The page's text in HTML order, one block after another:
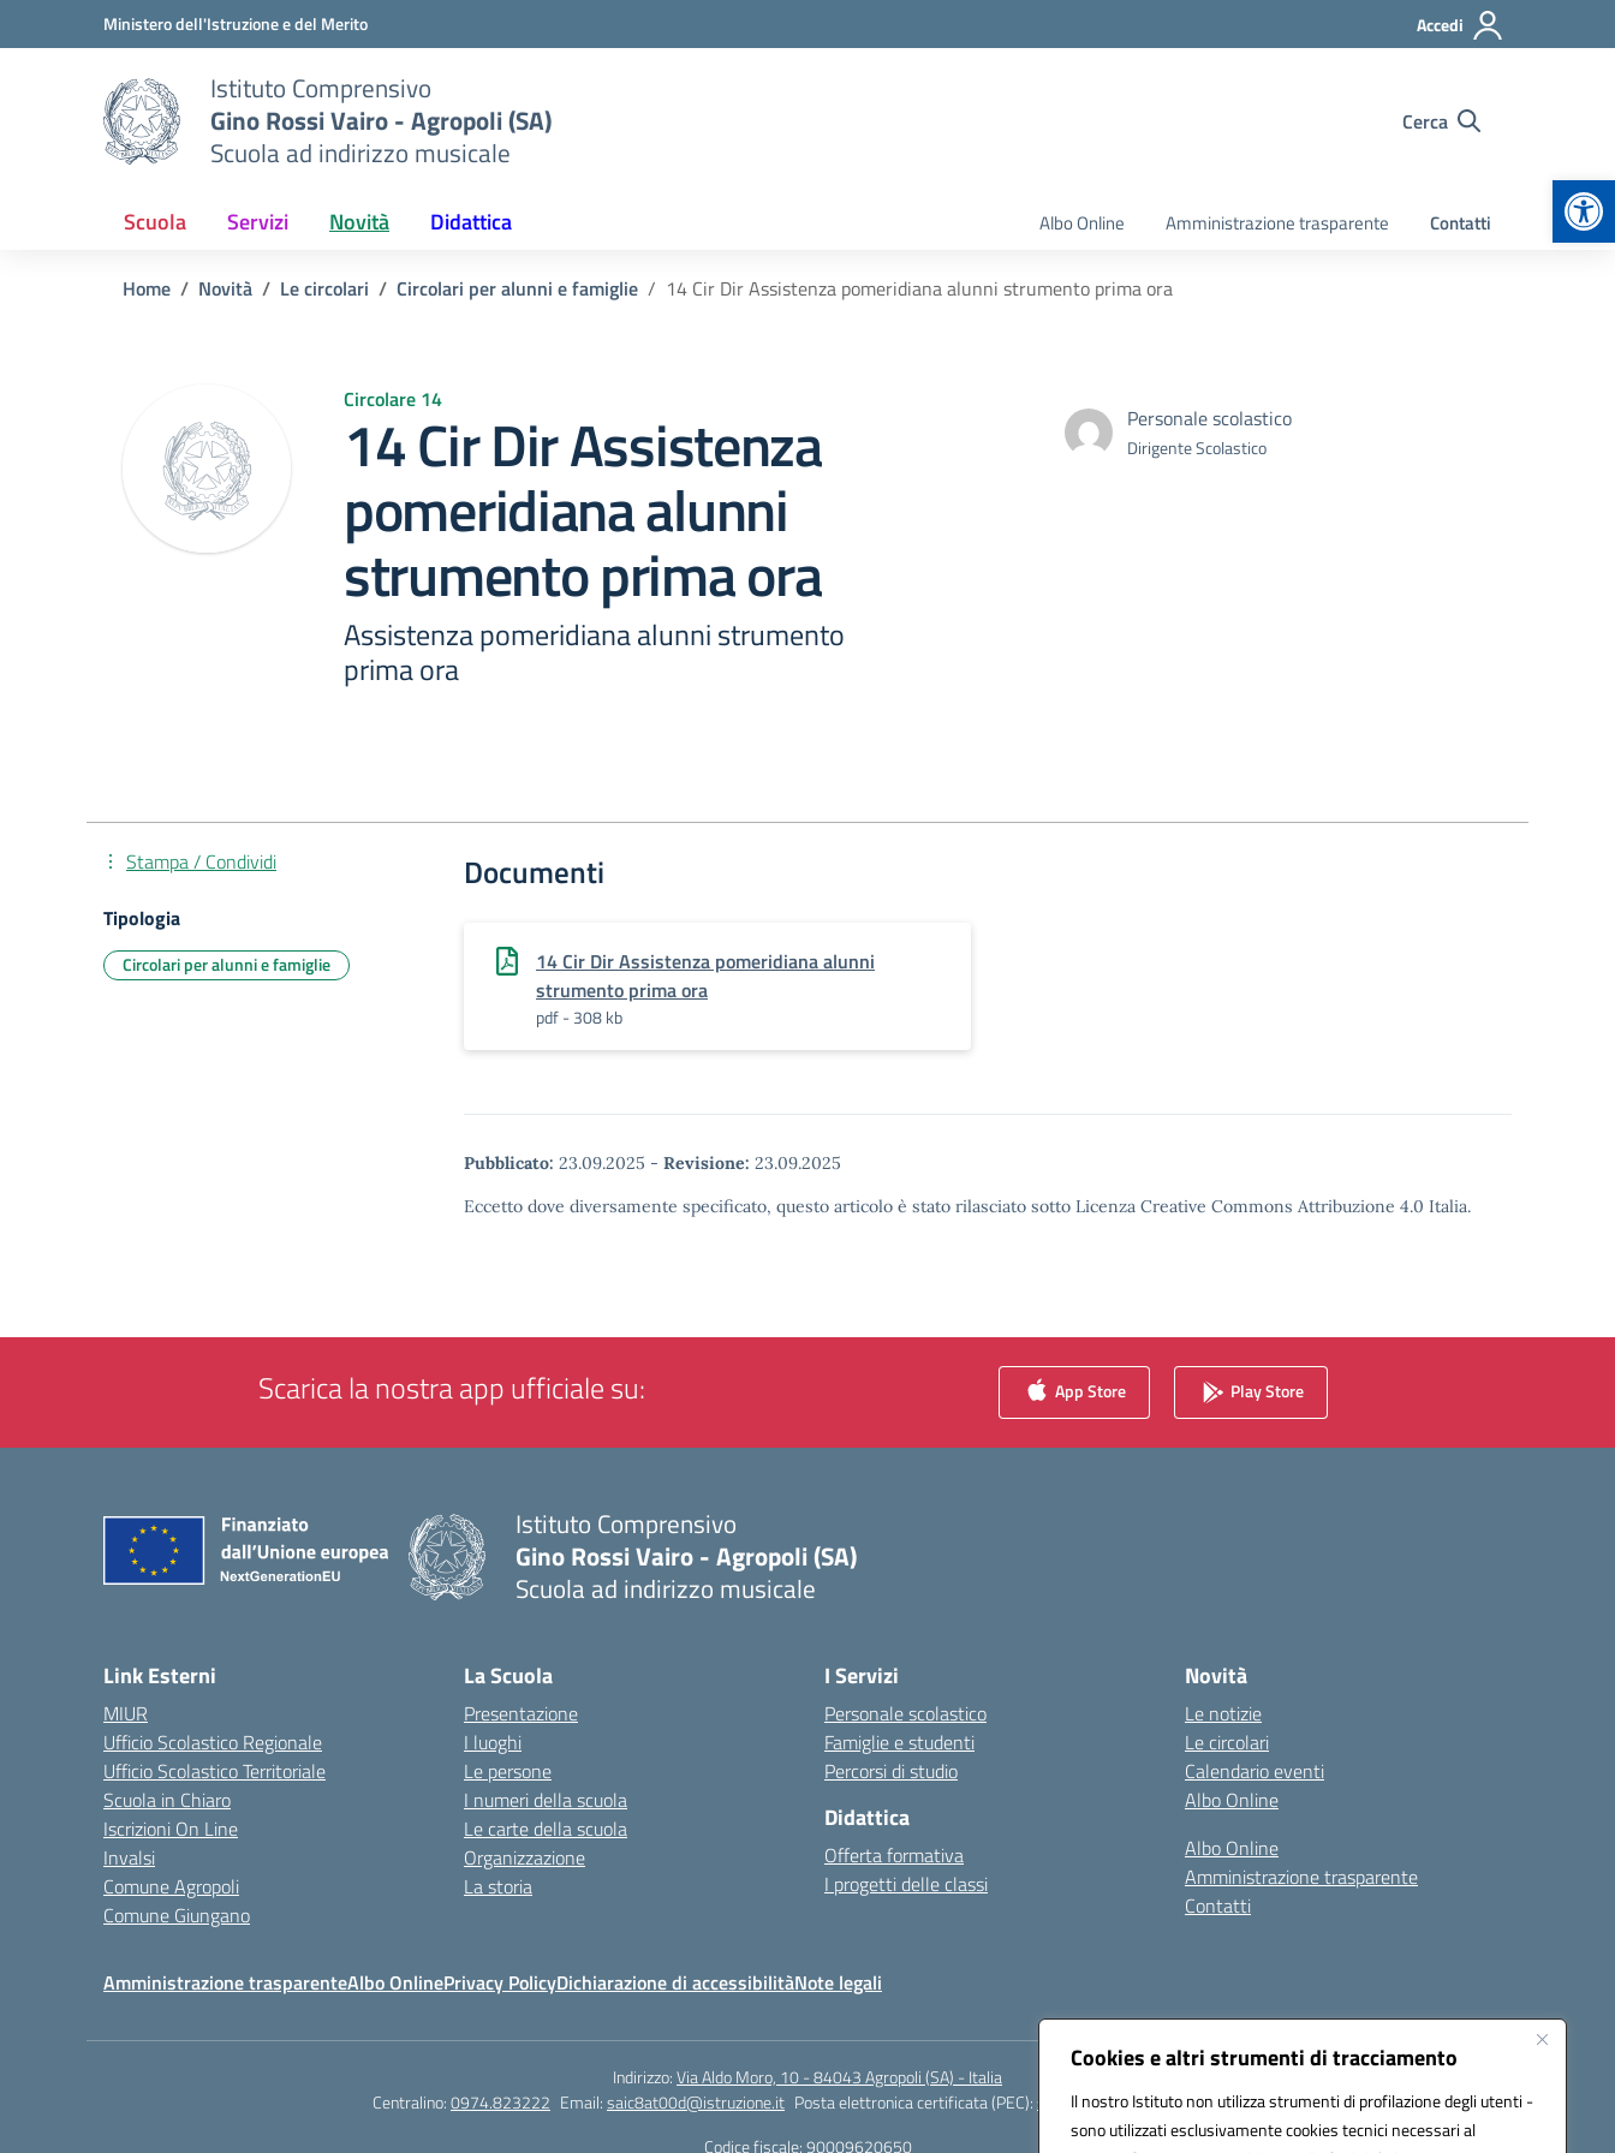
Cookies e altri strumenti di tracciamento
Il nostro Istituto non utilizza strumenti di profilazione degli utenti -
sono utilizzati esclusivamente cookies tecnici necessari al
Vai ai contenuti
Vai al menu di navigazioneMinistero dell'Istruzione e del Merito Accedi
Istituto Comprensivo
Gino Rossi Vairo - Agropoli (SA)
Scuola ad indirizzo musicale
Cerca
Scuola Servizi Novità Didattica Albo Online Amministrazione trasparente Contatti
Home Novità Le circolari Circolari per alunni e famiglie 14 Cir Dir Assistenza pomeridiana alunni strumento prima ora
Circolare 14
14 Cir Dir Assistenza
pomeridiana alunni
strumento prima ora
Assistenza pomeridiana alunni strumento
prima ora
Personale scolastico
Dirigente Scolastico
Documenti
14 Cir Dir Assistenza pomeridiana alunni
strumento prima ora
pdf - 308 kb
Pubblicato: 23.09.2025 - Revisione: 23.09.2025
Eccetto dove diversamente specificato, questo articolo è stato rilasciato sotto Licenza Creative Commons Attribuzione 4.0 Italia.
Stampa / Condividi
Tipologia
Circolari per alunni e famiglie
Scarica la nostra app ufficiale su: App Store Play Store
Istituto Comprensivo
Gino Rossi Vairo - Agropoli (SA)
Scuola ad indirizzo musicale
Link Esterni
MIUR
Ufficio Scolastico Regionale
Ufficio Scolastico Territoriale
Scuola in Chiaro
Iscrizioni On Line
Invalsi
Comune Agropoli
Comune Giungano
La Scuola
Presentazione
I luoghi
Le persone
I numeri della scuola
Le carte della scuola
Organizzazione
La storia
I Servizi
Personale scolastico
Famiglie e studenti
Percorsi di studio
Didattica
Offerta formativa
I progetti delle classi
Novità
Le notizie
Le circolari
Calendario eventi
Albo Online
Albo Online
Amministrazione trasparente
Contatti
Amministrazione trasparenteAlbo OnlinePrivacy PolicyDichiarazione di accessibilitàNote legali
Indirizzo:Via Aldo Moro, 10 - 84043 Agropoli (SA) - Italia
Centralino:0974.823222 Email:saic8at00d@istruzione.it Posta elettronica certificata (PEC):saic8at00d@pec.istruzione.it
Codice fiscale: 90009620650